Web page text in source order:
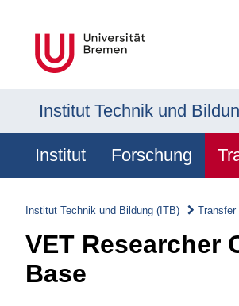
Institut Technik und
Institut Forschung
Institut Technik und Bildung (ITB) Transfer
VET Researcher
Base